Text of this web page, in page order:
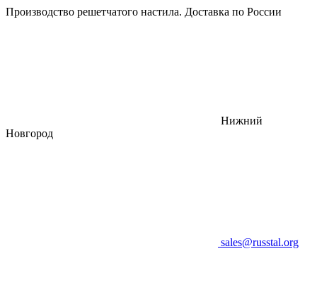
Производство решетчатого настила. Доставка по России
Нижний
Новгород
sales@russtal.org